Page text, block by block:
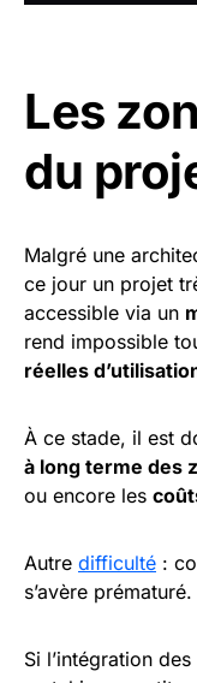
Les
du
Malgré une
ce jour un projet
accessible via un
rend impossible
réelles
À ce stade, il est
à long terme des
ou encore les
Autre difficulté :
s’avère prématuré.
Si l’intégration